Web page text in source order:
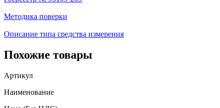
Методика поверки
Описание типа средства измерения
Похожие товары
Артикул
Наименование